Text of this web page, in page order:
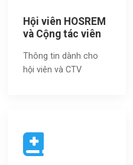
Hội viên HOSREM
và Cộng tác viên
Thông tin dành cho
hội viên và CTV